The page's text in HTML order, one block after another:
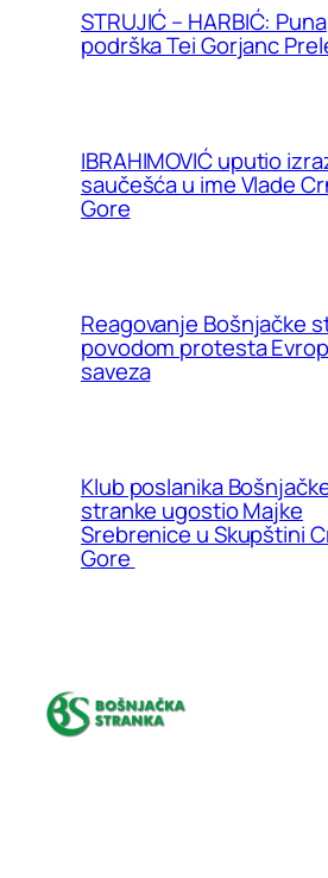
STRUJIĆ – HARBIĆ: Puna
podrška Tei Gorjanc
IBRAHIMOVIĆ uputio
saučešća u ime Vlade
Gore
Reagovanje Bošnjačke
povodom protesta
saveza
Klub poslanika
stranke ugostio Majke
Srebrenice u Skupštini
Gore